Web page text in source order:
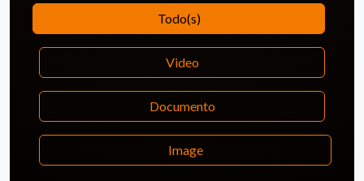
Todo(s)
Video
Documento
Image